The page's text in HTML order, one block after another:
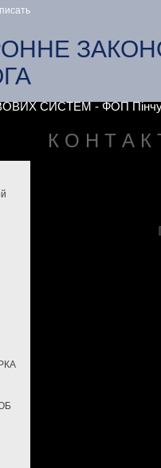
СИСТЕМ - ФОП Пінчук
К О Н Т А К